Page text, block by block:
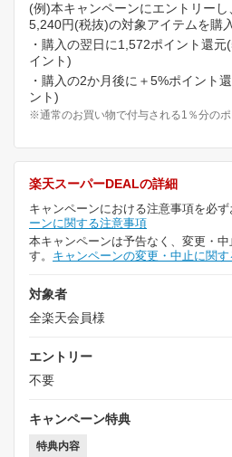
(例)本キャンペーンにエントリー
5,240円(税抜)の対象アイテムを購入
・購入の翌日に1,572ポイント還
イント)
・購入の2か月後に＋5%ポイント
ント)
※通常のお買い物で付与される1％分のポ
楽天スーパーDEALの詳細
キャンペーンにおける注意事項を必ず
ーンに関する注意事項
本キャンペーンは予告なく、変更・
す。 キャンペーンの変更・中止に関
対象者
全楽天会員様
エントリー
不要
キャンペーン特典
特典内容